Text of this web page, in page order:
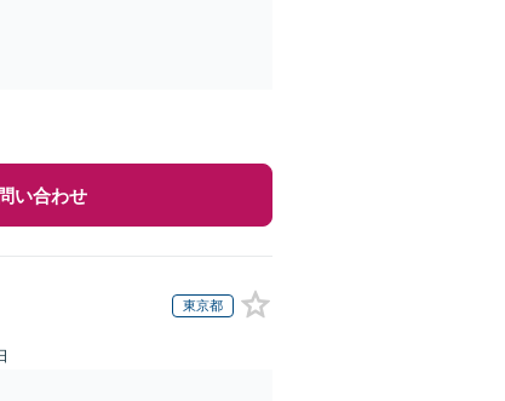
い合わせ
東京都